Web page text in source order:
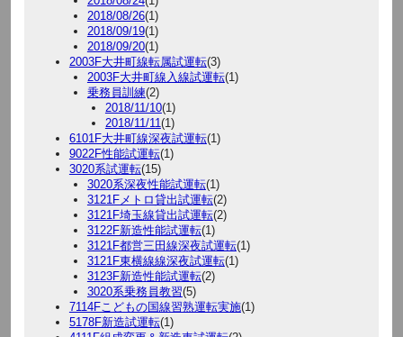
2018/08/26(1)
2018/09/19(1)
2018/09/20(1)
2003F大井町線転属試運転(3)
2003F大井町線入線試運転(1)
乗務員訓練(2)
2018/11/10(1)
2018/11/11 (1)
6101F大井町線深夜試運転(1)
9022F性能試運転(1)
3020系試運転(15)
3020系深夜性能試運転(1)
3121Fメトロ貸出試運転(2)
3121F埼玉線貸出試運転(2)
3122F新造性能試運転(1)
3121F都営三田線深夜試運転(1)
3121F東横線線深夜試運転(1)
3123F新造性能試運転(2)
3020系乗務員教習(5)
7114Fこどもの国線習熟運転実施(1)
5178F新造試運転(1)